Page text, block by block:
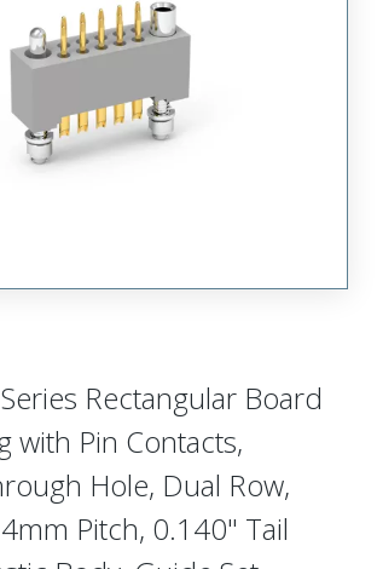
Rectangular Board
with Pin Contacts,
Hole, Dual Row,
Pitch, 0.140" Tail